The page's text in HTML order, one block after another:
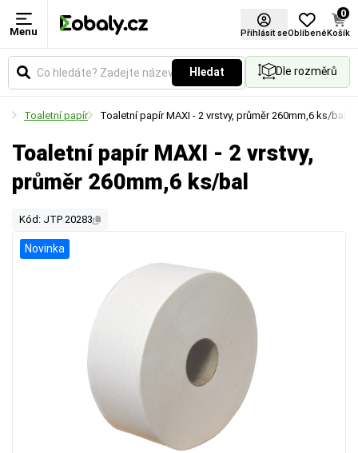
Menu Přihlásit seOblíbené
0
Košík
Hledat Dle rozměrů
Toaletní papír Toaletní papír MAXI - 2 vrstvy, průměr 260mm,6 ks/bal
Toaletní papír MAXI - 2 vrstvy,
průměr 260mm,6 ks/bal
Kód: JTP 20283
Novinka